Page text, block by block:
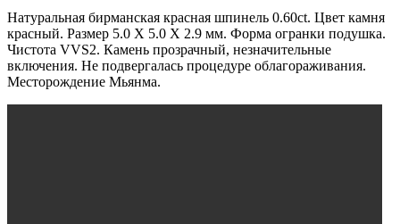
Натуральная бирманская красная шпинель 0.60ct. Цвет камня
красный. Размер 5.0 X 5.0 X 2.9 мм. Форма огранки подушка.
Чистота VVS2. Камень прозрачный, незначительные
включения. Не подвергалась процедуре облагораживания.
Месторождение Мьянма.